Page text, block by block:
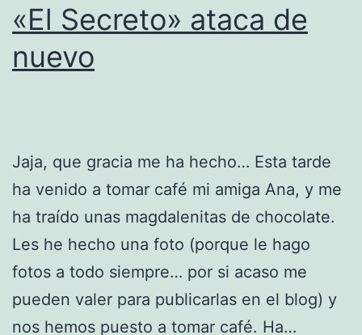
«El Secreto» ataca de
nuevo
Jaja, que gracia me ha hecho… Esta tarde
ha venido a tomar café mi amiga Ana, y me
ha traído unas magdalenitas de chocolate.
Les he hecho una foto (porque le hago
fotos a todo siempre… por si acaso me
pueden valer para publicarlas en el blog) y
nos hemos puesto a tomar café. Ha…